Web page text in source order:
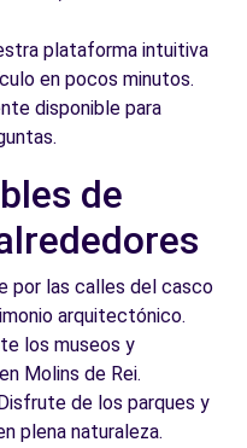
plataforma intuitiva
en pocos minutos.
disponible para
de
por las calles del casco
arquitectónico.
los museos y
Molins de Rei.
de los parques y
plena naturaleza.